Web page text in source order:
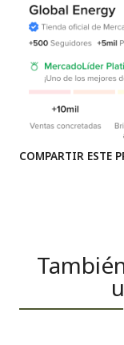
COMPARTIR ESTE